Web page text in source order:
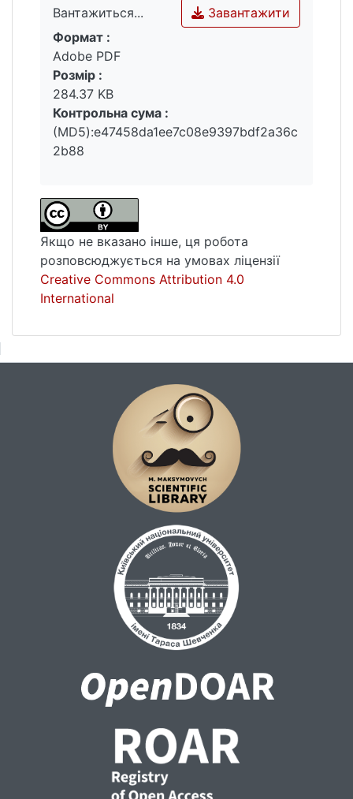
Вантажиться...
Вантажиться...
Завантажити
Формат :
Adobe PDF
Розмір :
284.37 KB
Контрольна сума :
(MD5):e47458da1ee7c08e9397bdf2a36c
2b88
Якщо не вказано інше, ця робота
розповсюджується на умовах ліцензії
Creative Commons Attribution 4.0
International